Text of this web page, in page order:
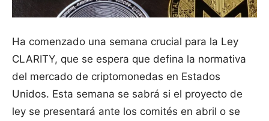
Ha comenzado una semana crucial para la Ley
CLARITY, que se espera que defina la normativa
del mercado de criptomonedas en Estados
Unidos. Esta semana se sabrá si el proyecto de
ley se presentará ante los comités en abril o se